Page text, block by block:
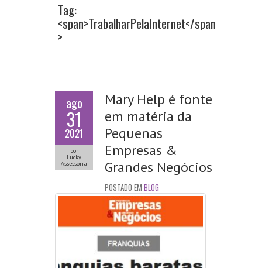
Tag:
<span>TrabalharPelaInternet</span
>
ago
31
2021
por
Lucky
Assessoria
Mary Help é fonte
em matéria da
Pequenas
Empresas &
Grandes Negócios
POSTADO EM BLOG